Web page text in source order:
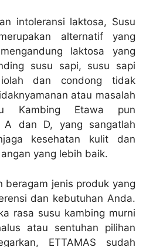
intoleransi laktosa, Susu
alternatif yang
laktosa yang
susu sapi, susu sapi
dan condong tidak
atau masalah
Kambing Etawa pun
A dan D, yang sangatlah
kesehatan kulit dan
yang lebih baik.
beragam jenis produk yang
dan kebutuhan Anda.
rasa susu kambing murni
atau sentuhan pilihan
ETTAMAS sudah